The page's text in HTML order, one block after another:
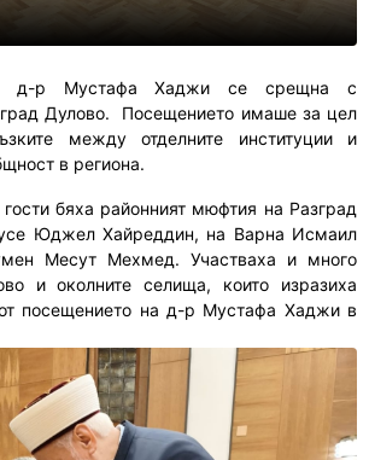
д-р Мустафа Хаджи се срещна с
Дулово. Посещението имаше за цел
между отделните институции и
в региона.
бяха районният мюфтия на Разград
Юджел Хайреддин, на Варна Исмаил
Месут Мехмед. Участваха и много
и околните селища, които изразиха
посещението на д-р Мустафа Хаджи в